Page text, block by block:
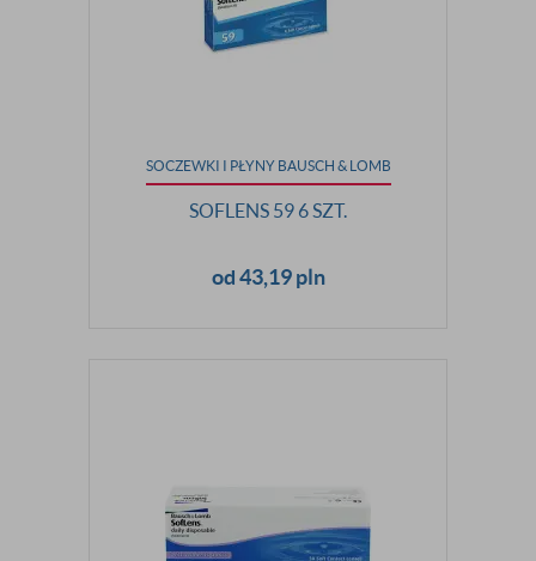
SOCZEWKI I PŁYNY BAUSCH & LOMB
SOFLENS 59 6 SZT.
od 43,19 pln